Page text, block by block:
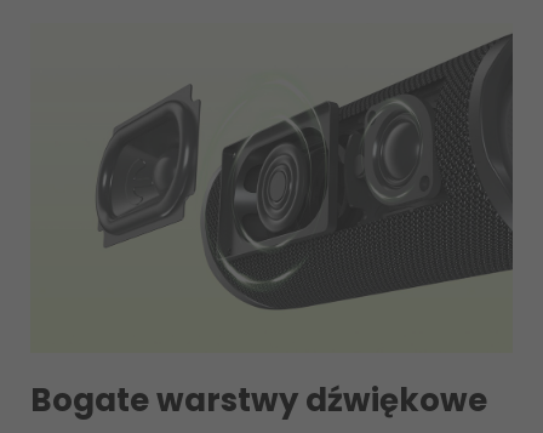
Bogate warstwy dźwiękowe